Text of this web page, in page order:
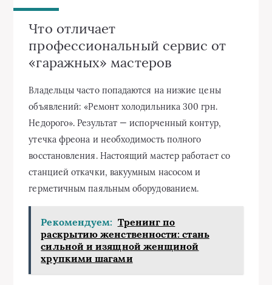
Что отличает
профессиональный сервис от
«гаражных» мастеров
Владельцы часто попадаются на низкие цены
объявлений: «Ремонт холодильника 300 грн.
Недорого». Результат — испорченный контур,
утечка фреона и необходимость полного
восстановления. Настоящий мастер работает со
станцией откачки, вакуумным насосом и
герметичным паяльным оборудованием.
Рекомендуем: Тренинг по
раскрытию женственности: стань
сильной и изящной женщиной
хрупкими шагами